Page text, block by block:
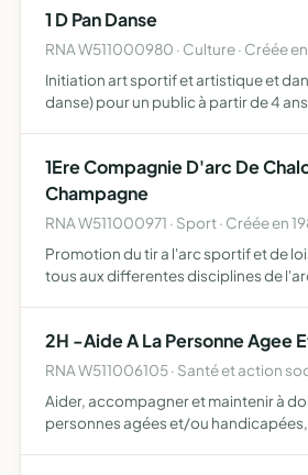
1 D Pan Danse
RNA W511000980 · Culture · Créée en
Initiation art sportif et artistique et
danse) pour un public à partir de 4
1Ere Compagnie D'arc De
Champagne
RNA W511000971 · Sport · Créée en
Promotion du tir a l'arc sportif et de
tous aux differentes disciplines de
2H -Aide A La Personne Agee
RNA W511006105 · Santé et action
Aider, accompagner et maintenir à
personnes agées et/ou